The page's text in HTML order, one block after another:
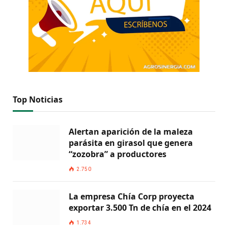
Top Noticias
Alertan aparición de la maleza
parásita en girasol que genera
“zozobra” a productores
2.750
La empresa Chía Corp proyecta
exportar 3.500 Tn de chía en el 2024
1.734